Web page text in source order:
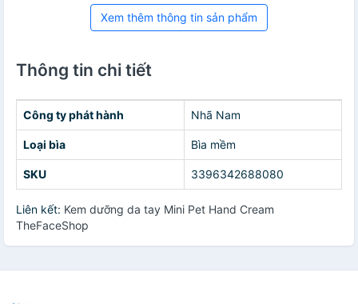
Xem thêm thông tin sản phẩm
Thông tin chi tiết
Công ty phát hành Nhã Nam
Loại bìa Bìa mềm
SKU 3396342688080
Liên kết: Kem dưỡng da tay Mini Pet Hand Cream
TheFaceShop